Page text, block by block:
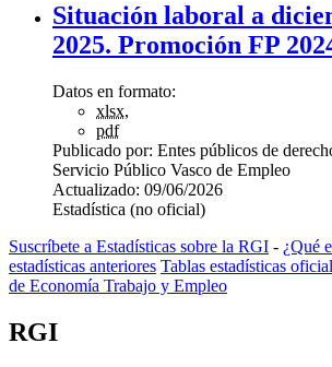
Situación laboral a
2025. Promoción FP
Datos en formato:
xlsx,
pdf
Publicado por: Entes públicos de
Servicio Público Vasco de Empleo
Actualizado: 09/06/2026
Estadística (no oficial)
Suscríbete a Estadísticas sobre la RGI - ¿Qué
estadísticas anteriores Tablas estadísticas
de Economía Trabajo y Empleo
RGI